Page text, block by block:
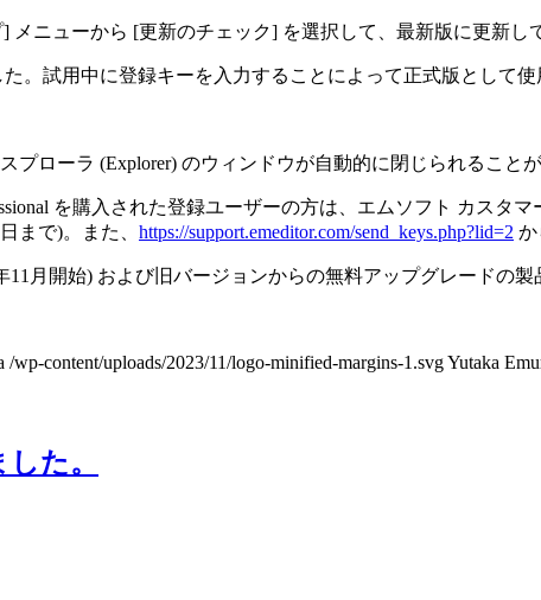
メニューから [更新のチェック] を選択して、最新版に更新し
。試用中に登録キーを入力することによって正式版として使
プローラ (Explorer) のウィンドウが自動的に閉じられることが
を購入された登録ユーザーの方は、エムソフト カスタマ
まで)。また、 https://support.emeditor.com/send_keys.php?lid=2 か
月開始) および旧バージョンからの無料アップグレードの
/wp-content/uploads/2023/11/logo-minified-margins-1.svgYutaka
た。